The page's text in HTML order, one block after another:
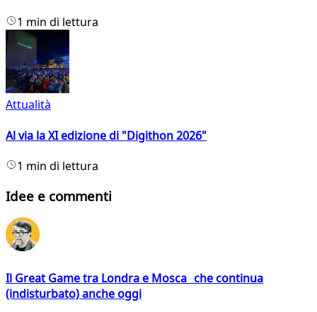
1 min di lettura
Attualità
Al via la XI edizione di "Digithon 2026"
1 min di lettura
Idee e commenti
Il Great Game tra Londra e Mosca che continua
(indisturbato) anche oggi